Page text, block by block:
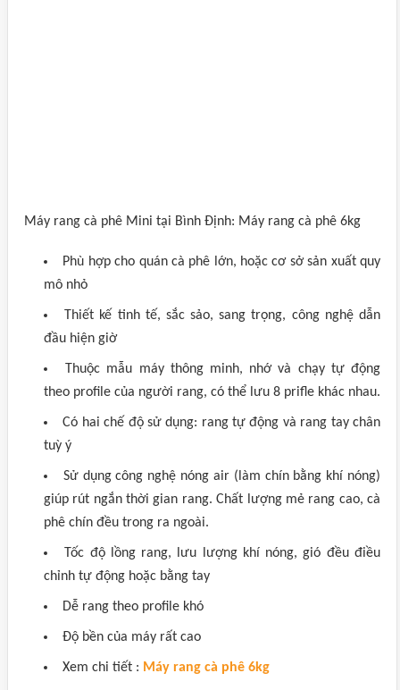
Máy rang cà phê Mini tại Bình Định: Máy rang cà phê 6kg
Phù hợp cho quán cà phê lớn, hoặc cơ sở sản xuất quy
mô nhỏ
Thiết kế tinh tế, sắc sảo, sang trọng, công nghệ dẫn
đầu hiện giờ
Thuộc mẫu máy thông minh, nhớ và chạy tự động
theo profile của người rang, có thể lưu 8 prifle khác nhau.
Có hai chế độ sử dụng: rang tự động và rang tay chân
tuỳ ý
Sử dụng công nghệ nóng air (làm chín bằng khí nóng)
giúp rút ngắn thời gian rang. Chất lượng mẻ rang cao, cà
phê chín đều trong ra ngoài.
Tốc độ lồng rang, lưu lượng khí nóng, gió đều điều
chỉnh tự động hoặc bằng tay
Dễ rang theo profile khó
Độ bền của máy rất cao
Xem chi tiết : Máy rang cà phê 6kg